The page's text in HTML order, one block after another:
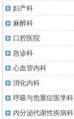
妇产科
麻醉科
口腔医院
急诊科
心血管内科
消化内科
呼吸与危重症医学科
内分泌代谢性疾病科